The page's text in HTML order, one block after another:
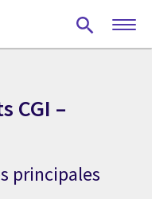
CGI –
principales